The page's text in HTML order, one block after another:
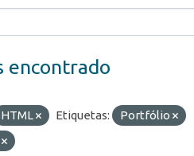
encontrado
HTML Etiquetas:
Portfólio